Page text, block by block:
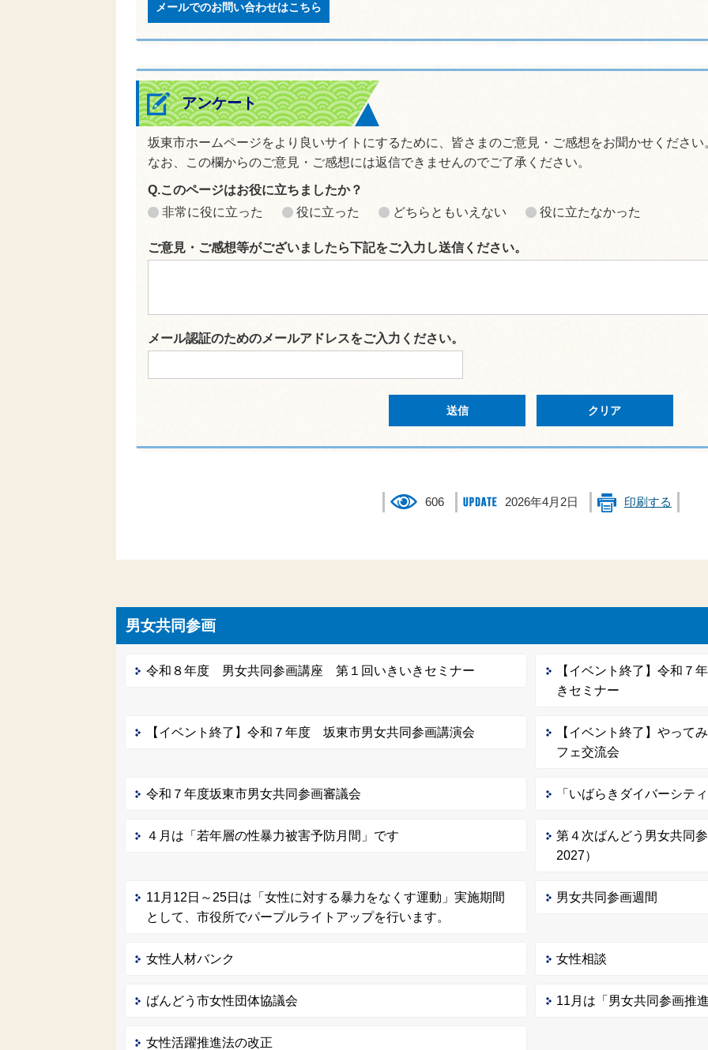
メールでのお問い合わせはこちら
アンケート
坂東市ホームページをより良いサイトにするために、皆さまのご意見・ご感想をお聞かせください
なお、この欄からのご意見・ご感想には返信できませんのでご了承ください。
Q.このページはお役に立ちましたか？
非常に役に立った
役に立った どちらともいえない 役に立たなかった
ご意見・ご感想等がございましたら下記をご入力し送信ください。
メール認証のためのメールアドレスをご入力ください。
606 2026年4月2日 印刷する
男女共同参画
令和８年度 男女共同参画講座 第１回いきいきセミナー
【イベント終了】令和
きセミナー
【イベント終了】令和７年度 坂東市男女共同参画講演会
【イベント終了】やって
フェ交流会
令和７年度坂東市男女共同参画審議会 「いばらきダイバーシテ
４月は「若年層の性暴力被害予防月間」です
第４次ばんどう男女共同
2027）
11月12日～25日は「女性に対する暴力をなくす運動」実施期間
として、市役所でパープルライトアップを行います。
男女共同参画週間
女性人材バンク 女性相談
ばんどう市女性団体協議会 11月は「男女共同参画推
女性活躍推進法の改正